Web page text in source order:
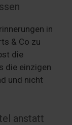
in
& Co zu
die
die einzigen
und nicht
anstatt